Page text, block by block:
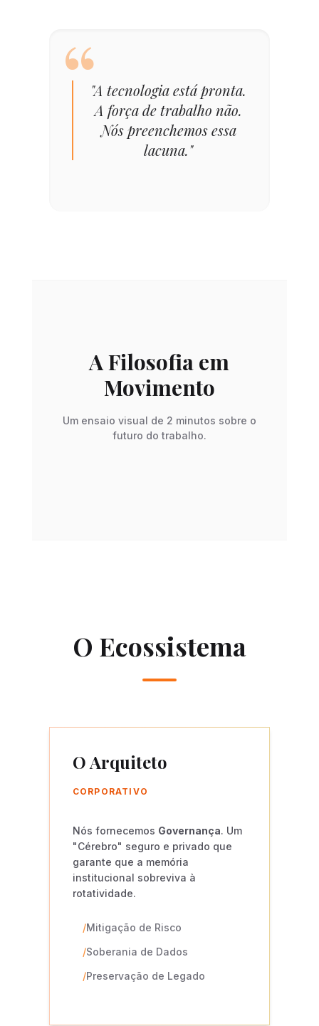
“"A tecnologia está pronta.
A força de trabalho não.
Nós preenchemos essa
lacuna."
A Filosofia em
Movimento
Um ensaio visual de 2 minutos sobre o
futuro do trabalho.
O Ecossistema
O Arquiteto
CORPORATIVO
Nós fornecemos Governança. Um
"Cérebro" seguro e privado que
garante que a memória
institucional sobreviva à
rotatividade.
/Mitigação de Risco
/Soberania de Dados
/Preservação de Legado